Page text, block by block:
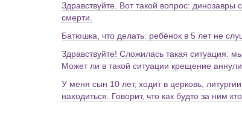
Здравствуйте. Вот такой вопрос:
смерти.
Батюшка, что делать: ребёнок в 5 лет не
Здравствуйте! Сложилась такая ситуация:
Может ли в такой ситуации крещение
У меня сын 10 лет, ходит в церковь,
находиться. Говорит, что как будто за ним